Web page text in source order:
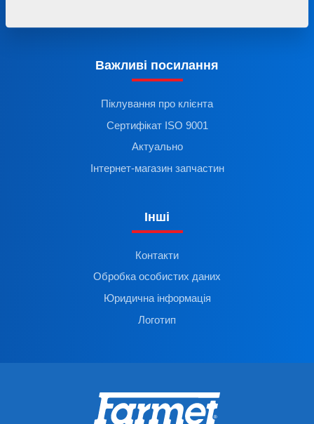
Важливі посилання
Піклування про клієнта
Сертифікат ISO 9001
Актуально
Інтернет-магазин запчастин
Інші
Контакти
Обробка особистих даних
Юридична інформація
Логотип